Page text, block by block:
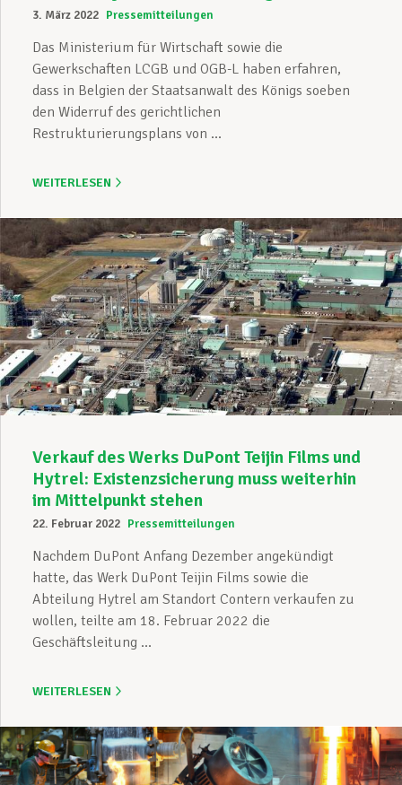
3. März 2022 Pressemitteilungen
Das Ministerium für Wirtschaft sowie die
Gewerkschaften LCGB und OGB-L haben erfahren,
dass in Belgien der Staatsanwalt des Königs soeben
den Widerruf des gerichtlichen
Restrukturierungsplans von ...
WEITERLESEN
Verkauf des Werks DuPont Teijin Films und
Hytrel: Existenzsicherung muss weiterhin
im Mittelpunkt stehen
22. Februar 2022 Pressemitteilungen
Nachdem DuPont Anfang Dezember angekündigt
hatte, das Werk DuPont Teijin Films sowie die
Abteilung Hytrel am Standort Contern verkaufen zu
wollen, teilte am 18. Februar 2022 die
Geschäftsleitung ...
WEITERLESEN